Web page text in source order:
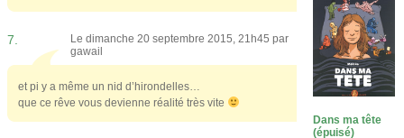
7.
Le dimanche 20 septembre 2015, 21h45 par
gawail
et pi y a même un nid d’hirondelles…
que ce rêve vous devienne réalité très vite
Dans ma tête
(épuisé)